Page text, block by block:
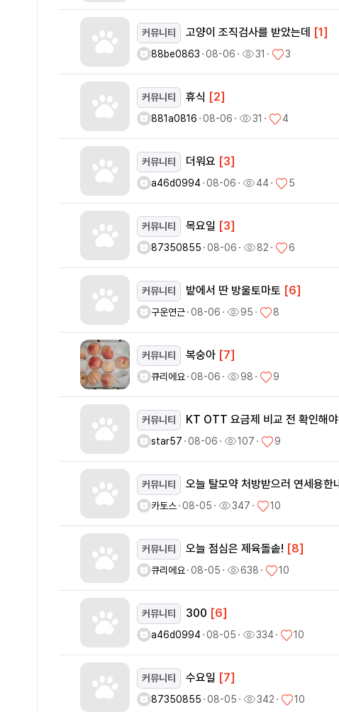
커뮤니티 고양이 조직검사를 받았는데 [1]
88be0863ㆍ08-06ㆍ 31 ㆍ 3
커뮤니티 휴식 [2]
881a0816ㆍ08-06ㆍ 31 ㆍ 4
커뮤니티 더워요 [3]
a46d0994ㆍ08-06ㆍ 44ㆍ 5
커뮤니티 목요일 [3]
87350855ㆍ08-06ㆍ 82ㆍ 6
커뮤니티 밭에서 딴 방울토마토 [6]
구운연근ㆍ08-06ㆍ 95ㆍ 8
커뮤니티 복숭아 [7]
큐리에요ㆍ08-06ㆍ 98ㆍ 9
커뮤니티 KT OTT 요금제 비교 전 확인해
star57ㆍ08-06ㆍ 107ㆍ 9
커뮤니티 오늘 탈모약 처방받으러 연세용한
카토스ㆍ08-05ㆍ 347ㆍ 10
커뮤니티 오늘 점심은 제육돌솥! [8]
큐리에요ㆍ08-05ㆍ 638ㆍ 10
커뮤니티 300 [6]
a46d0994ㆍ08-05ㆍ 334ㆍ 10
커뮤니티 수요일 [7]
87350855ㆍ08-05ㆍ 342ㆍ 10